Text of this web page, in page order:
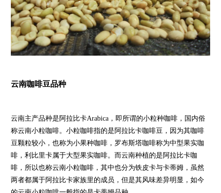
云南咖啡豆品种
云南主产品种是阿拉比卡Arabica，即所谓的小粒种咖啡，国内俗
称云南小粒咖啡。小粒咖啡指的是阿拉比卡咖啡豆，因为其咖啡
豆颗粒较小，也称为小果种咖啡，罗布斯塔咖啡称为中型果实咖
啡，利比里卡属于大型果实咖啡。而云南种植的是阿拉比卡咖
啡，所以也称云南小粒咖啡，其中也分为铁皮卡与卡蒂姆，虽然
两者都属于阿拉比卡家族里的成员，但是其风味差异明显，如今